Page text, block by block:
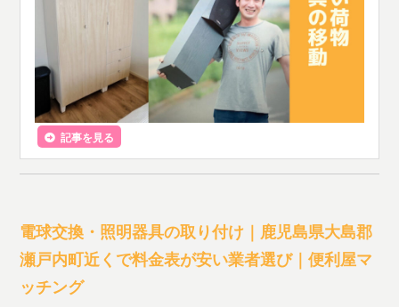
記事を見る
電球交換・照明器具の取り付け｜鹿児島県大島郡
瀬戸内町近くで料金表が安い業者選び｜便利屋マ
ッチング